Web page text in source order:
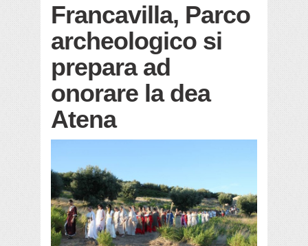
Francavilla, Parco
archeologico si
prepara ad
onorare la dea
Atena